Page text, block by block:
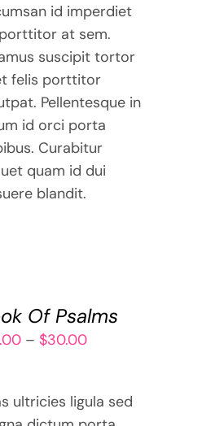
id imperdiet
at sem.
suscipit tortor
felis porttitor
Pellentesque in
id orci porta
Curabitur
quam id dui
blandit.
Of Psalms
– $30.00Price
through
ultricies ligula sed